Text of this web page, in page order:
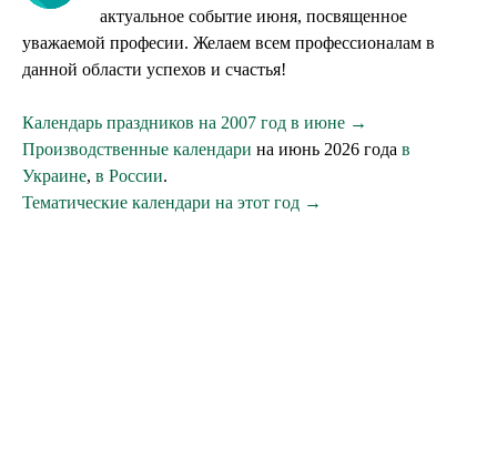
актуальное событие июня, посвященное
уважаемой професии. Желаем всем профессионалам в
данной области успехов и счастья!
Календарь праздников на 2007 год в июне →
Производственные календари на июнь 2026 года в
Украине, в России.
Тематические календари на этот год →